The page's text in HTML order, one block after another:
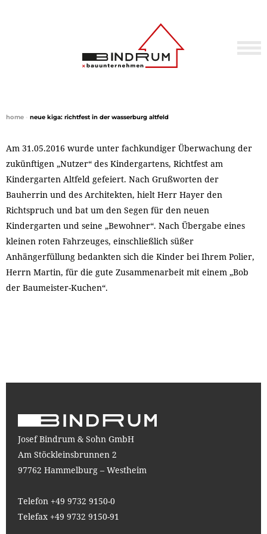
home neue kiga: richtfest in der wasserburg altfeld
Am 31.05.2016 wurde unter fachkundiger Überwachung der
zukünftigen „Nutzer“ des Kindergartens, Richtfest am
Kindergarten Altfeld gefeiert. Nach Grußworten der
Bauherrin und des Architekten, hielt Herr Hayer den
Richtspruch und bat um den Segen für den neuen
Kindergarten und seine „Bewohner“. Nach Übergabe eines
kleinen roten Fahrzeuges, einschließlich süßer
Anhängerfüllung bedankten sich die Kinder bei Ihrem Polier,
Herrn Martin, für die gute Zusammenarbeit mit einem „Bob
der Baumeister-Kuchen“.
Josef Bindrum & Sohn GmbH
Am Stöckleinsbrunnen 2
97762 Hammelburg – Westheim
Telefon +49 9732 9150-0
Telefax +49 9732 9150-91